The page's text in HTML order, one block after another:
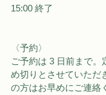
15:00 終了
〈予約〉
ご予約は 3 日前まで。
め切りとさせていただ
の方はお早めにご連絡